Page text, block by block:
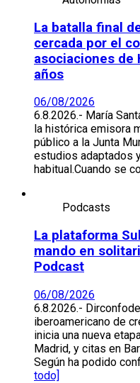
La batalla final
cercada por el
asociaciones de
años
06/08/2026
6.8.2026.- María
la histórica emisora
público a la Junta
estudios adaptados
habitual.Cuando se
Podcasts
La plataforma
mando en
Podcast
06/08/2026
6.8.2026.-
iberoamericano de
inicia una nueva
Madrid, y citas en
Según ha podido
todo]